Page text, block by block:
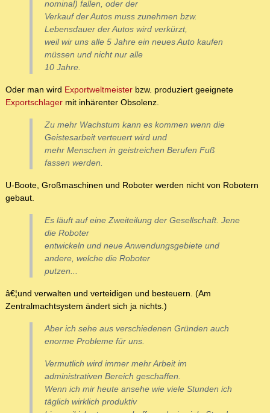
nominal) fallen, oder der
Verkauf der Autos muss zunehmen bzw.
Lebensdauer der Autos wird verkürzt,
weil wir uns alle 5 Jahre ein neues Auto kaufen
müssen und nicht nur alle
10 Jahre.
Oder man wird Exportweltmeister bzw. produziert geeignete
Exportschlager mit inhärenter Obsolenz.
Zu mehr Wachstum kann es kommen wenn die
Geistesarbeit verteuert wird und
mehr Menschen in geistreichen Berufen Fuß
fassen werden.
U-Boote, Großmaschinen und Roboter werden nicht von Robotern
gebaut.
Es läuft auf eine Zweiteilung der Gesellschaft. Jene
die Roboter
entwickeln und neue Anwendungsgebiete und
andere, welche die Roboter
putzen...
â€¦und verwalten und verteidigen und besteuern. (Am
Zentralmachtsystem ändert sich ja nichts.)
Aber ich sehe aus verschiedenen Gründen auch
enorme Probleme für uns.
Vermutlich wird immer mehr Arbeit im
administrativen Bereich geschaffen.
Wenn ich mir heute ansehe wie viele Stunden ich
täglich wirklich produktiv